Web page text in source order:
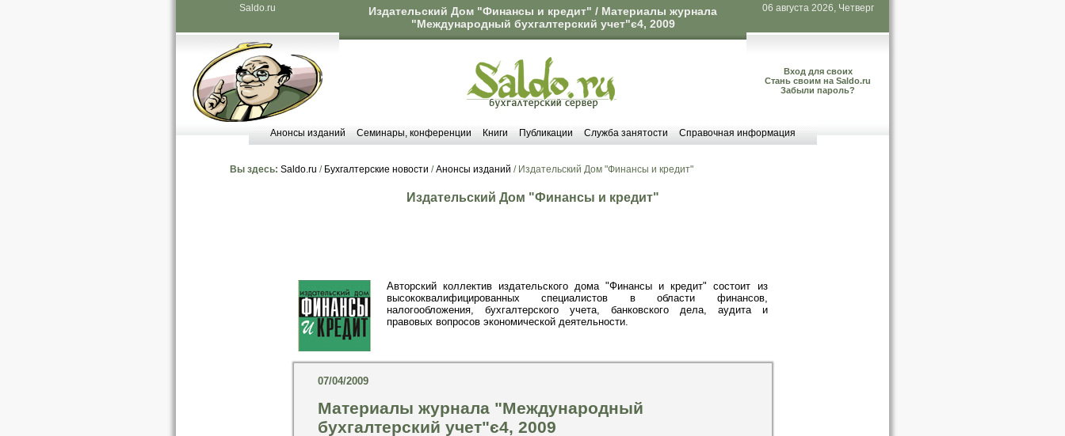
Saldo.ru
Издательский Дом "Финансы и кредит" / Материалы журнала
"Международный бухгалтерский учет"є4, 2009
06 августа 2026, Четверг
Вход для своих
Стань своим на Saldo.ru
Забыли пароль?
Анонсы изданий Семинары, конференции Книги Публикации Служба занятости Справочная информация
Вы здесь: Saldo.ru / Бухгалтерские новости /Анонсы изданий / Издательский Дом "Финансы и кредит"
Издательский Дом "Финансы и кредит"
Авторский коллектив издательского дома "Финансы и кредит" состоит из
высококвалифицированных специалистов в области финансов,
налогообложения, бухгалтерского учета, банковского дела, аудита и
правовых вопросов экономической деятельности.
07/04/2009
Материалы журнала "Международный
бухгалтерский учет"є4, 2009